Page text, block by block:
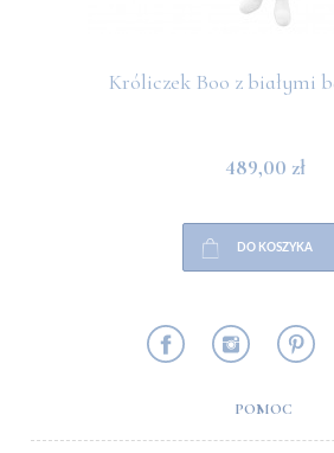
Króliczek Boo z białymi
489,00 zł
DO KOSZYKA
POMOC